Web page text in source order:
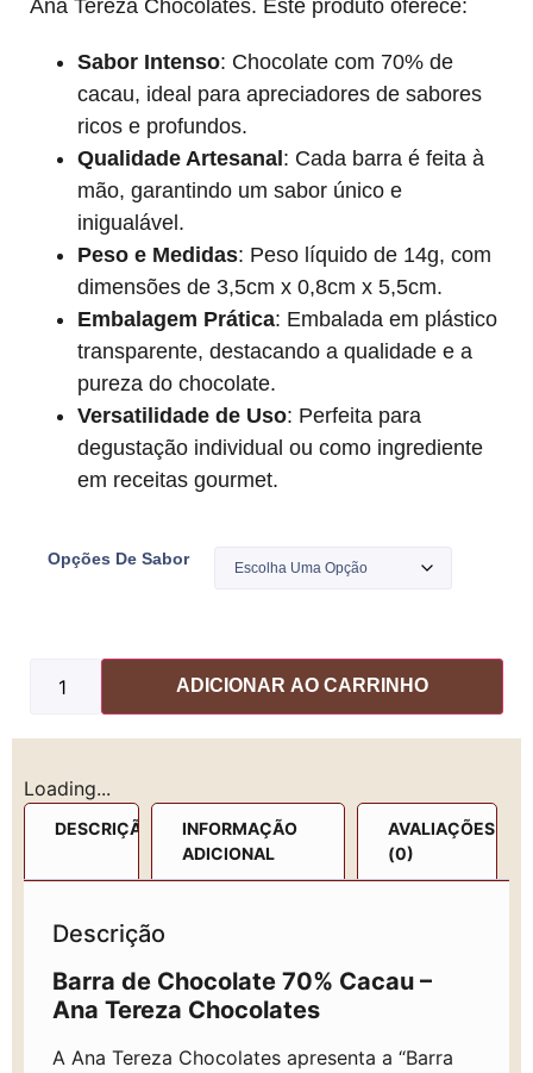
Ana Tereza Chocolates. Este produto oferece:
Sabor Intenso: Chocolate com 70% de
cacau, ideal para apreciadores de sabores
ricos e profundos.
Qualidade Artesanal : Cada barra é feita à
mão, garantindo um sabor único e
inigualável.
Peso e Medidas: Peso líquido de 14g, com
dimensões de 3,5cm x 0,8cm x 5,5cm.
Embalagem Prática: Embalada em plástico
transparente, destacando a qualidade e a
pureza do chocolate.
Versatilidade de Uso: Perfeita para
degustação individual ou como ingrediente
em receitas gourmet.
Opções De Sabor
ADICIONAR AO CARRINHO
Loading...
DESCRIÇÃO
INFORMAÇÃO
ADICIONAL
AVALIAÇÕES
(0)
Descrição
Barra de Chocolate 70% Cacau –
Ana Tereza Chocolates
A Ana Tereza Chocolates apresenta a “Barra